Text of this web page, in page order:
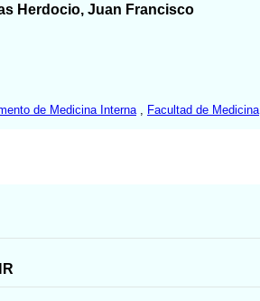
Herdocio, Juan Francisco
de Medicina Interna Facultad de Medicina